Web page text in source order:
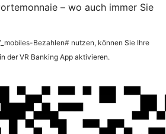
– wo auch immer Sie
Bezahlen# nutzen, können Sie Ihre
der VR Banking App aktivieren.